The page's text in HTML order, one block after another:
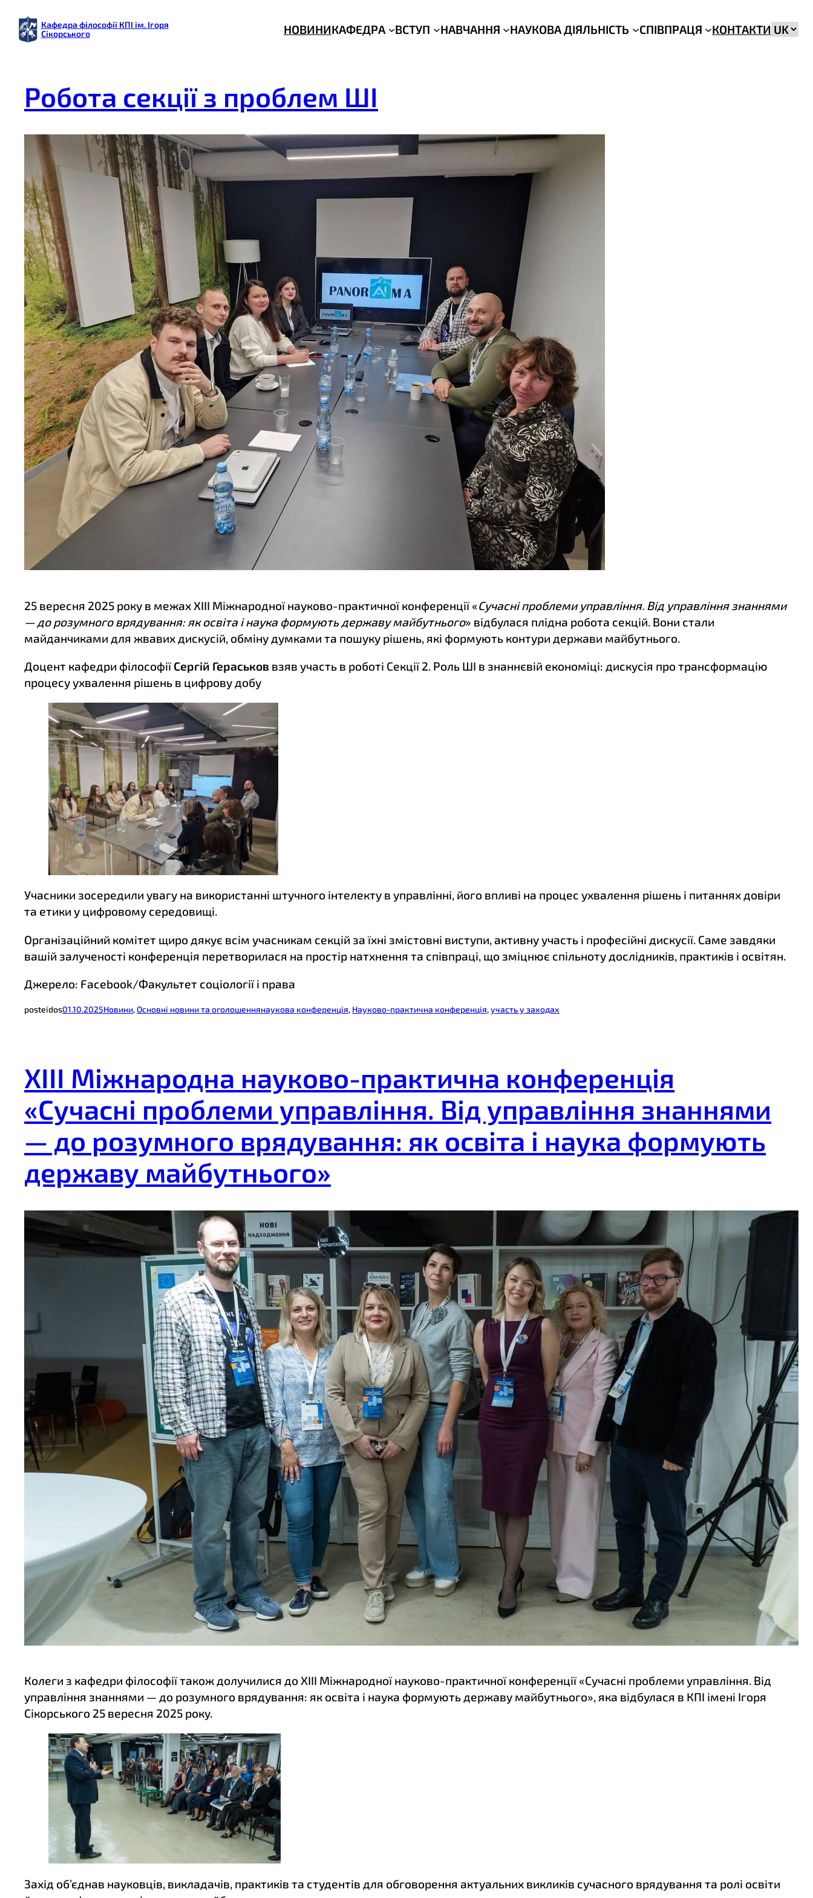
вмісту
Кафедра філософії КПІ ім. Ігоря
Сікорського
НОВИНИКАФЕДРА ВСТУП НАВЧАННЯ НАУКОВА ДІЯЛЬНІСТЬ СПІВПРАЦЯ КОНТАКТИ
Робота секції з проблем ШІ
25 вересня 2025 року в межах XIII Міжнародної науково-практичної конференції «Сучасні проблеми управління. Від управління знаннями
— до розумного врядування: як освіта і наука формують державу майбутнього» відбулася плідна робота секцій. Вони стали
майданчиками для жвавих дискусій, обміну думками та пошуку рішень, які формують контури держави майбутнього.
Доцент кафедри філософії Сергій Гераськов взяв участь в роботі Секції 2. Роль ШІ в знаннєвій економіці: дискусія про трансформацію
процесу ухвалення рішень в цифрову добу
Учасники зосередили увагу на використанні штучного інтелекту в управлінні, його впливі на процес ухвалення рішень і питаннях довіри
та етики у цифровому середовищі.
Організаційний комітет щиро дякує всім учасникам секцій за їхні змістовні виступи, активну участь і професійні дискусії. Саме завдяки
вашій залученості конференція перетворилася на простір натхнення та співпраці, що зміцнює спільноту дослідників, практиків і освітян.
Джерело: Facebook/Факультет соціології і права
posteidos01.10.2025Новини, Основні новини та оголошеннянаукова конференція, Науково-практична конференція, участь у заходах
XIII Міжнародна науково-практична конференція
«Сучасні проблеми управління. Від управління знаннями
— до розумного врядування: як освіта і наука формують
державу майбутнього»
Колеги з кафедри філософії також долучилися до XIII Міжнародної науково-практичної конференції «Сучасні проблеми управління. Від
управління знаннями — до розумного врядування: як освіта і наука формують державу майбутнього», яка відбулася в КПІ імені Ігоря
Сікорського 25 вересня 2025 року.
Захід об’єднав науковців, викладачів, практиків та студентів для обговорення актуальних викликів сучасного врядування та ролі освіти